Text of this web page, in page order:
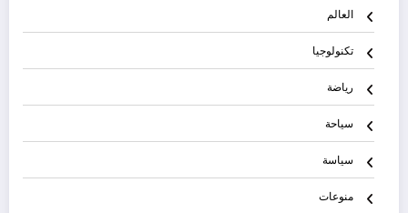
العالم
تكنولوجيا
رياضة
سياحة
سياسة
منوعات